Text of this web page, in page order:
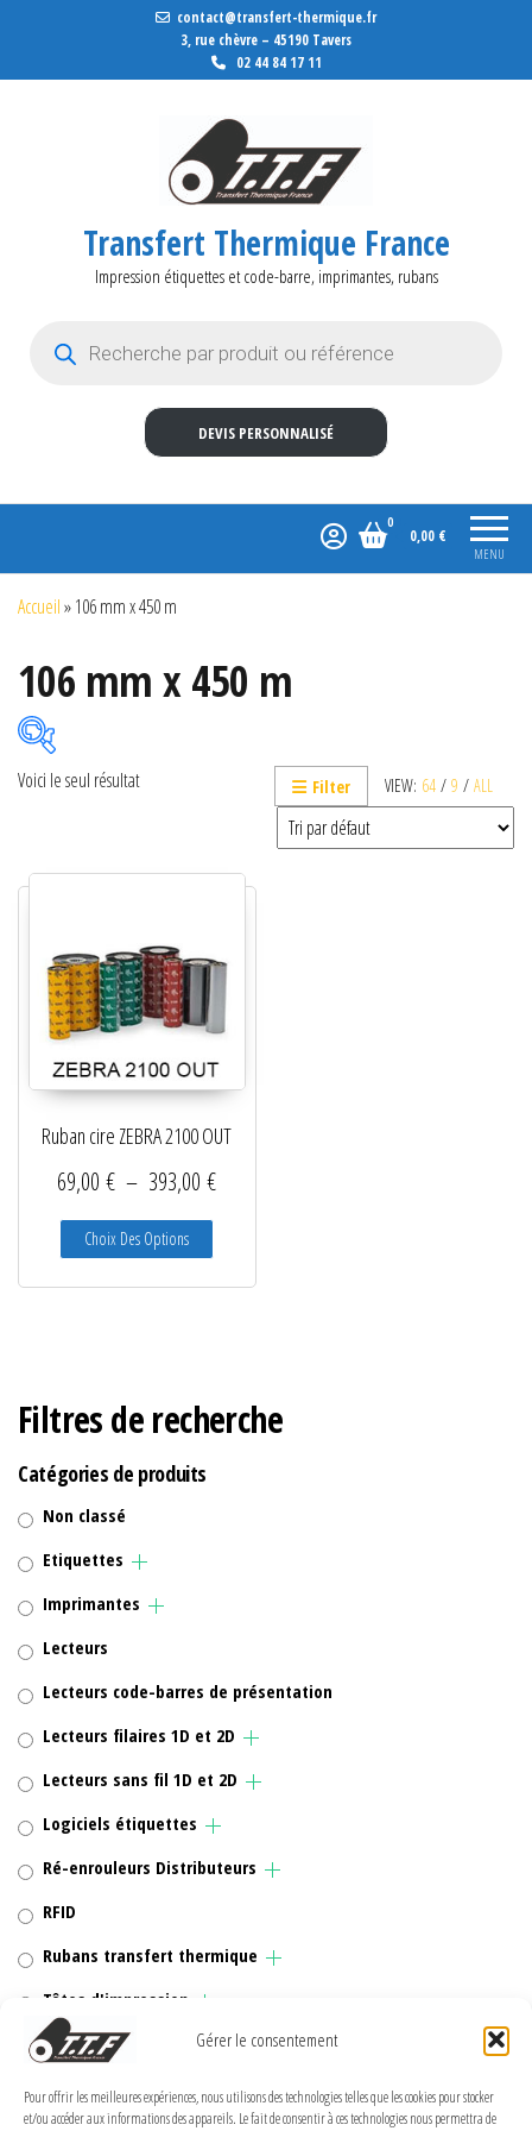
Gérer le consentement
Pour offrir les meilleures expériences, nous utilisons des technologies telles que les cookies pour stocker
et/ou accéder aux informations des appareils. Le fait de consentir à ces technologies nous permettra de
contact@transfert-thermique.fr
3, rue chèvre – 45190 Tavers
02 44 84 17 11
Transfert Thermique France
Impression étiquettes et code-barre, imprimantes, rubans
DEVIS PERSONNALISÉ
MENU
0
0,00 €
Accueil»106 mm x 450 m
106 mm x 450 m
Imprimantes
Lecteurs
Lecteurs filaires 1D et 2D
Lecteurs sans fil 1D et 2D
Logiciels étiquettes
Ré-enrouleurs Distributeurs
Têtes d'impression
VIEW: 64 / 9 / ALL
Filter
Voici le seul résultat
Ruban cire ZEBRA 2100 OUT
69,00€ – 393,00€Plage de prix : 69,00 € à 393,00 €
Choix Des Options
Filtres de recherche
Catégories de produits
Non classé
Etiquettes
Imprimantes
Lecteurs
Lecteurs code-barres de présentation
Lecteurs filaires 1D et 2D
Lecteurs sans fil 1D et 2D
Logiciels étiquettes
Ré-enrouleurs Distributeurs
RFID
Rubans transfert thermique
Têtes d'impression
MENTIONS LÉGALES